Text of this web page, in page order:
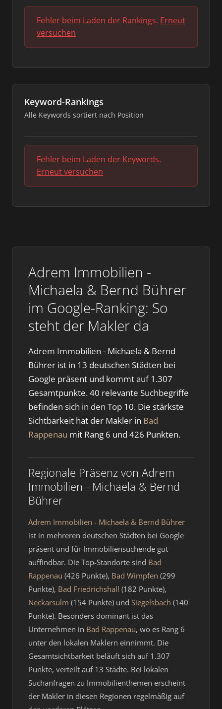
Adrem Immobilien -
Michaela & Bernd Bührer
im Google-Ranking: So
steht der Makler da
Adrem Immobilien - Michaela & Bernd
Bührer ist in 13 deutschen Städten bei
Google präsent und kommt auf 1.307
Gesamtpunkte. 40 relevante Suchbegriffe
befinden sich in den Top 10. Die stärkste
Sichtbarkeit hat der Makler in Bad
Rappenau mit Rang 6 und 426 Punkten.
Regionale Präsenz von Adrem
Immobilien - Michaela & Bernd
Bührer
Adrem Immobilien - Michaela & Bernd Bührer
ist in mehreren deutschen Städten bei Google
präsent und für Immobiliensuchende gut
auffindbar. Die Top-Standorte sind Bad
Rappenau (426 Punkte), Bad Wimpfen (299
Punkte), Bad Friedrichshall (182 Punkte),
Neckarsulm (154 Punkte) und Siegelsbach (140
Punkte). Besonders dominant ist das
Unternehmen in Bad Rappenau, wo es Rang 6
unter den lokalen Maklern einnimmt. Die
Gesamtsichtbarkeit beläuft sich auf 1.307
Punkte, verteilt auf 13 Städte. Bei lokalen
Suchanfragen zu Immobilienthemen erscheint
der Makler in diesen Regionen regelmäßig auf
Fehler beim Laden der Rankings. Erneut
versuchen
Keyword-Rankings
Alle Keywords sortiert nach Position
Fehler beim Laden der Keywords.
Erneut versuchen